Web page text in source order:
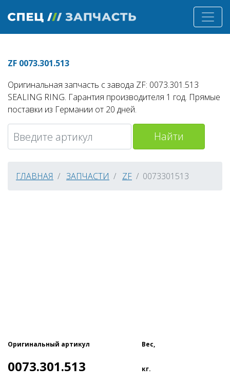
ZF 0073.301.513
Оригинальная запчасть с завода ZF: 0073.301.513
SEALING RING. Гарантия производителя 1 год. Прямые
поставки из Германии от 20 дней.
Найти
ГЛАВНАЯ ЗАПЧАСТИ ZF 0073301513
Оригинальный артикул
0073.301.513
Вес,
кг.